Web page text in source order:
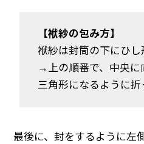
【袱紗の包み方】
袱紗は封筒の下にひ
→上の順番で、中央に
三角形になるように折
最後に、封をするように左